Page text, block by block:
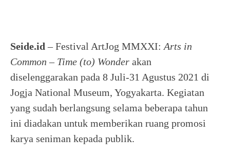
Seide.id – Festival ArtJog MMXXI: Arts in
Common – Time (to) Wonder akan
diselenggarakan pada 8 Juli-31 Agustus 2021 di
Jogja National Museum, Yogyakarta. Kegiatan
yang sudah berlangsung selama beberapa tahun
ini diadakan untuk memberikan ruang promosi
karya seniman kepada publik.